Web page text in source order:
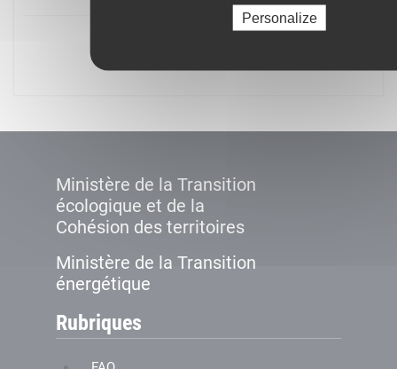
Personalize
Ministère de la Transition
écologique et de la
Cohésion des territoires
Ministère de la Transition
énergétique
Rubriques